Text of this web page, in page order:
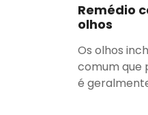
Remédio
olhos
Os olhos
comum que
é